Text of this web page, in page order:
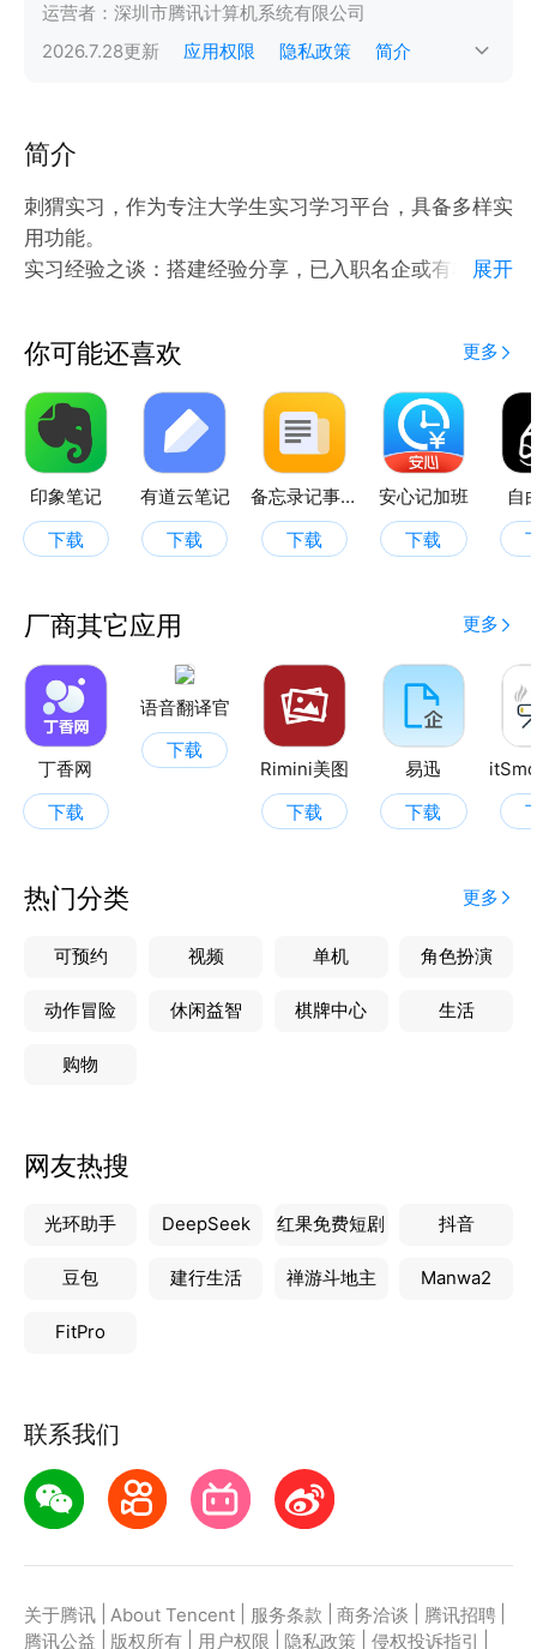
运营者： 深圳市腾讯计算机系统有限公司
2026.7.28更新 应用权限 隐私政策 简介
简介
刺猬实习，作为专注大学生实习学习平台，具备多样实
用功能。​
实习经验之谈：搭建经验分享，已入职名企或有丰富实
让后来者汲取经验，少走弯路，提前了解职场生态，为
实习做好心理与行动准备 。​
实习技巧传授：汇总常见面试问题及专业回答策略，如
自我介绍、优缺点阐述、选择公司原因等经典问题，提
供详细解析与示例。
简历制作指导：提供简历模板，涵盖多种风格，适配不
同行业与岗位需求，让简历脱颖而出 。​
景，控制时间，帮助求职者提前适应面试节奏，增强面
试实战能力 。
展开
你可能还喜欢 更多
印象笔记
下载
有道云笔记
下载
备忘录记事本
下载
安心记加班
下载
自
厂商其它应用 更多
丁香网
下载
语音翻译官
下载
Rimini美图
下载
易迅
下载
热门分类 更多
可预约 视频 单机 角色扮演
动作冒险 休闲益智 棋牌中心 生活
购物
网友热搜
光环助手 DeepSeek 红果免费短剧 抖音
豆包 建行生活 禅游斗地主 Manwa2
FitPro
联系我们
关于腾讯 About Tencent 服务条款 商务洽谈 腾讯招聘
腾讯公益
版权所有 用户权限 隐私政策 侵权投诉指引